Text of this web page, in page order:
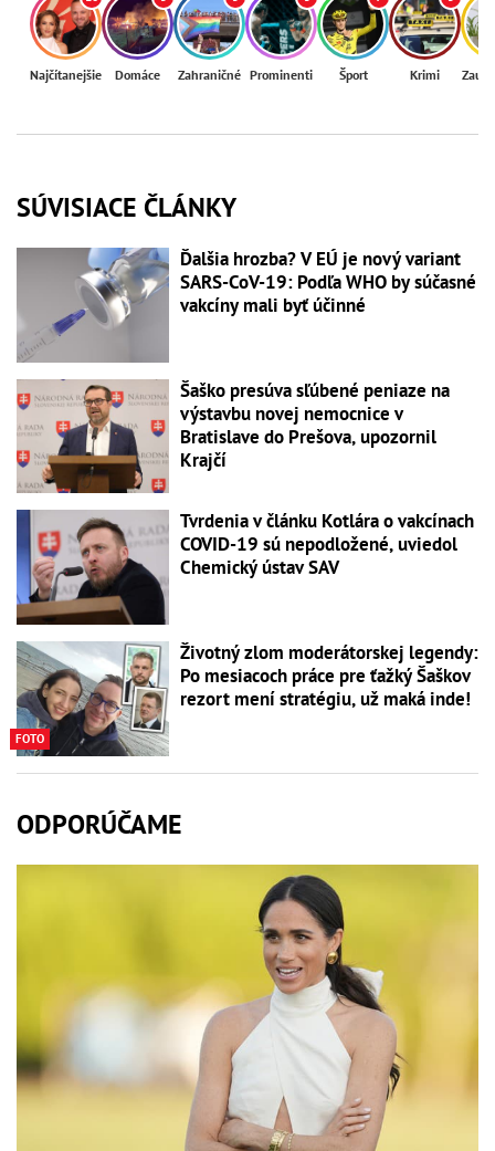
Najčítanejšie Domáce Zahraničné Prominenti Šport Krimi
SÚVISIACE ČLÁNKY
Ďalšia hrozba? V EÚ je nový variant
SARS-CoV-19: Podľa WHO by súčasné
vakcíny mali byť účinné
Šaško presúva sľúbené peniaze na
výstavbu novej nemocnice v
Bratislave do Prešova, upozornil
Krajčí
Tvrdenia v článku Kotlára o vakcínach
COVID-19 sú nepodložené, uviedol
Chemický ústav SAV
FOTO
Životný zlom moderátorskej legendy:
Po mesiacoch práce pre ťažký Šaškov
rezort mení stratégiu, už maká inde!
ODPORÚČAME